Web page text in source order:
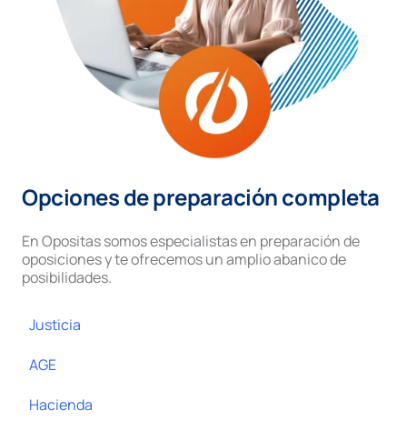
Opciones de preparación completa
En Opositas somos especialistas en preparación de
oposiciones y te ofrecemos un amplio abanico de
posibilidades.
Justicia
AGE
Hacienda